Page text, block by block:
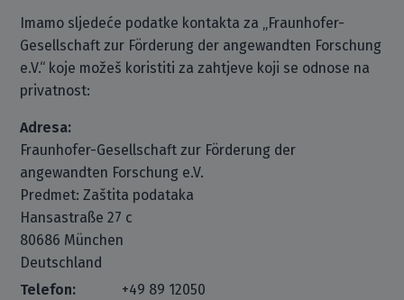
Imamo sljedeće podatke kontakta za „Fraunhofer-
Gesellschaft zur Förderung der angewandten Forschung
e.V.“ koje možeš koristiti za zahtjeve koji se odnose na
privatnost:
Adresa:
Fraunhofer-Gesellschaft zur Förderung der
angewandten Forschung e.V.
Predmet: Zaštita podataka
Hansastraße 27 c
80686 München
Deutschland
Telefon:
+49 89 12050